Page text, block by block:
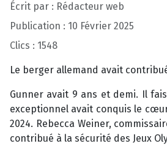
Écrit par : Rédacteur web
Publication : 10 Février 2025
Clics : 1548
Le berger allemand avait
Gunner avait 9 ans et demi. Il
exceptionnel avait conquis le
2024. Rebecca Weiner,
contribué à la sécurité des Jeux